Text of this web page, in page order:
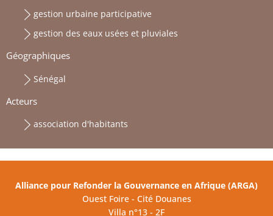
gestion urbaine participative
gestion des eaux usées et pluviales
Géographiques
Sénégal
Acteurs
association d'habitants
Alliance pour Refonder la Gouvernance en Afrique (ARGA)
Ouest Foire - Cité Douanes
Villa n°13 - 2F